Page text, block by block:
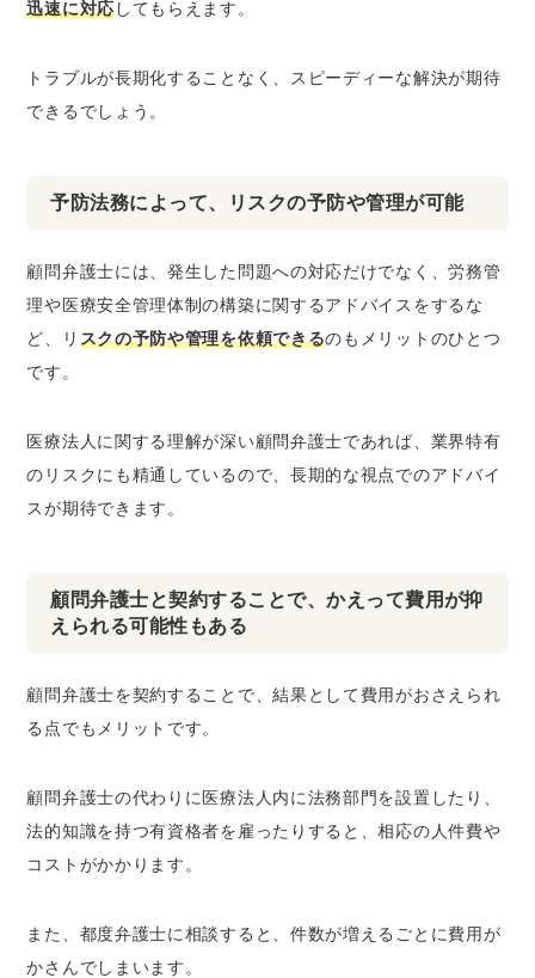
迅速に対応してもらえます。
トラブルが長期化することなく、スピーディーな解決が期待
できるでしょう。
予防法務によって、リスクの予防や管理が可能
顧問弁護士には、発生した問題への対応だけでなく、労務管
理や医療安全管理体制の構築に関するアドバイスをするな
ど、リ スクの予防や管理を依頼できるのもメリットのひとつ
です。
医療法人に関する理解が深い顧問弁護士であれば、業界特有
のリスクにも精通しているので、長期的な視点でのアドバイ
スが期待できます。
顧問弁護士と契約することで、かえって費用が抑
えられる可能性もある
顧問弁護士を契約することで、結果として費用がおさえられ
る点でもメリットです。
顧問弁護士の代わりに医療法人内に法務部門を設置したり、
法的知識を持つ有資格者を雇ったりすると、相応の人件費や
コストがかかります。
また、都度弁護士に相談すると、件数が増えるごとに費用が
かさんでしまいます。